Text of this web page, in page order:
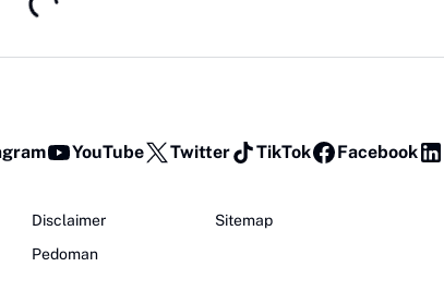
YouTube Twitter TikTok Facebook
Disclaimer
Pedoman
Sitemap